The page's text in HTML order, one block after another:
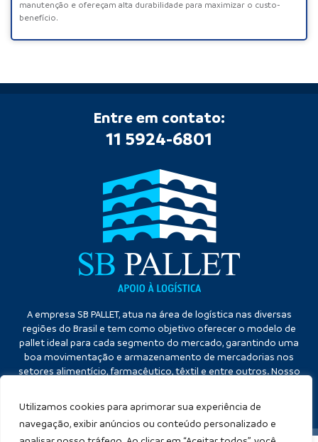
Utilizamos cookies para aprimorar sua experiência de
navegação, exibir anúncios ou conteúdo personalizado e
manutenção e ofereçam alta durabilidade para maximizar o custo-
benefício.
Entre em contato:
11 5924-6801
A empresa SB PALLET, atua na área de logística nas diversas
regiões do Brasil e tem como objetivo oferecer o modelo de
pallet ideal para cada segmento do mercado, garantindo uma
boa movimentação e armazenamento de mercadorias nos
setores alimentício, farmacêutico, têxtil e entre outros. Nosso